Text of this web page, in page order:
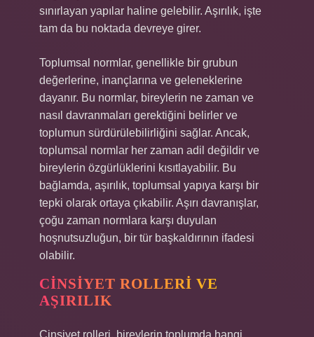
sınırlayan yapılar haline gelebilir. Aşırılık, işte
tam da bu noktada devreye girer.
Toplumsal normlar, genellikle bir grubun
değerlerine, inançlarına ve geleneklerine
dayanır. Bu normlar, bireylerin ne zaman ve
nasıl davranmaları gerektiğini belirler ve
toplumun sürdürülebilirliğini sağlar. Ancak,
toplumsal normlar her zaman adil değildir ve
bireylerin özgürlüklerini kısıtlayabilir. Bu
bağlamda, aşırılık, toplumsal yapıya karşı bir
tepki olarak ortaya çıkabilir. Aşırı davranışlar,
çoğu zaman normlara karşı duyulan
hoşnutsuzluğun, bir tür başkaldırının ifadesi
olabilir.
CINSIYET ROLLERI VE
AŞIRILIK
Cinsiyet rolleri, bireylerin toplumda hangi